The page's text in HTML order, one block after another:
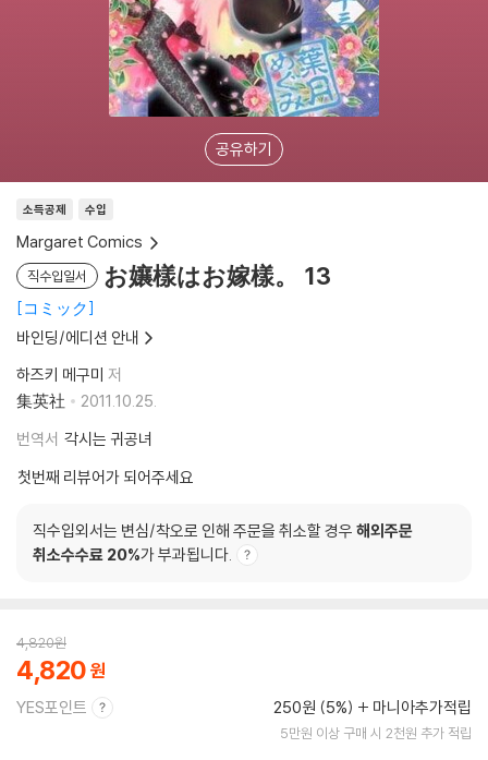
공유하기
소득공제 수입
Margaret Comics
직수입일서 お孃樣はお嫁樣。 13
コミック
바인딩/에디션 안내
하즈키 메구미 저
集英社
2011.10.25.
번역서 각시는 귀공녀
첫번째 리뷰어가 되어주세요
직수입외서는 변심/착오로 인해 주문을 취소할 경우 해외주문
취소수수료 20%가 부과됩니다.
4,820원
4,820
YES포인트 250원 (5%) 마니아추가적립
5만원 이상 구매 시 2천원 추가 적립